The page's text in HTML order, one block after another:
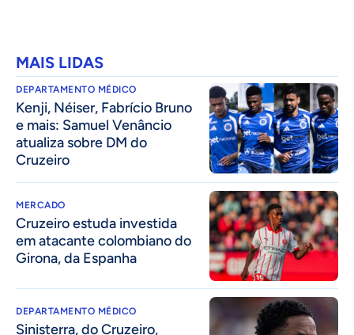
MAIS LIDAS
DEPARTAMENTO MÉDICO
Kenji, Néiser, Fabrício Bruno
e mais: Samuel Venâncio
atualiza sobre DM do
Cruzeiro
MERCADO
Cruzeiro estuda investida
em atacante colombiano do
Girona, da Espanha
DEPARTAMENTO MÉDICO
Sinisterra, do Cruzeiro,